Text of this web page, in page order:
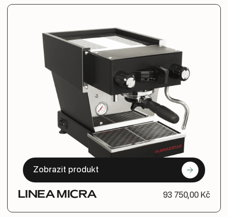
Zobrazit produkt
LINEA MICRA 93 750,00 Kč